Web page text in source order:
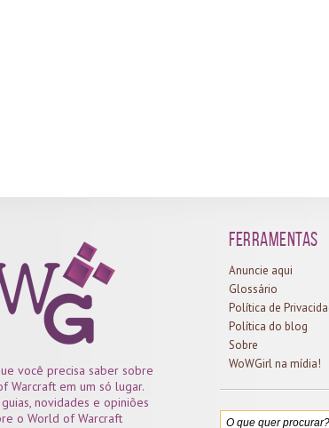
você precisa saber sobre
Warcraft em um só lugar.
guias, novidades e opiniões
o World of Warcraft
Ferramentas
Anuncie aqui
Glossário
Política de
Política do blog
Sobre
WoWGirl na mídia!